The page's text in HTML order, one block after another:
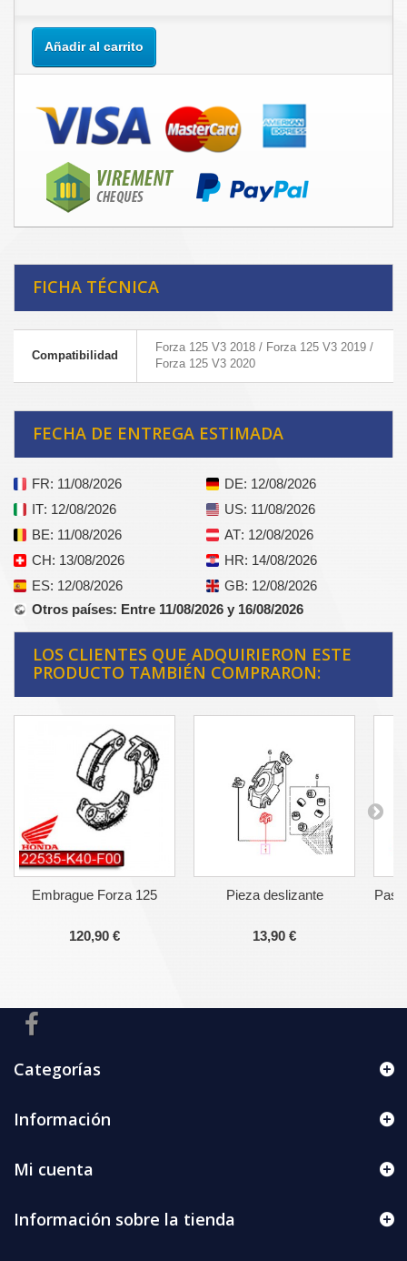
Añadir al carrito
FICHA TÉCNICA
Compatibilidad
Forza 125 V3 2018 / Forza 125 V3 2019 /
Forza 125 V3 2020
FECHA DE ENTREGA ESTIMADA
FR: 11/08/2026 DE: 12/08/2026
IT: 12/08/2026 US: 11/08/2026
BE: 11/08/2026 AT: 12/08/2026
CH: 13/08/2026 HR: 14/08/2026
ES: 12/08/2026 GB: 12/08/2026
Otros países: Entre 11/08/2026 y 16/08/2026
LOS CLIENTES QUE ADQUIRIERON ESTE
PRODUCTO TAMBIÉN COMPRARON:
Embrague Forza 125
120,90 €
Pieza deslizante
13,90 €
Categorías
Información
Mi cuenta
Información sobre la tienda